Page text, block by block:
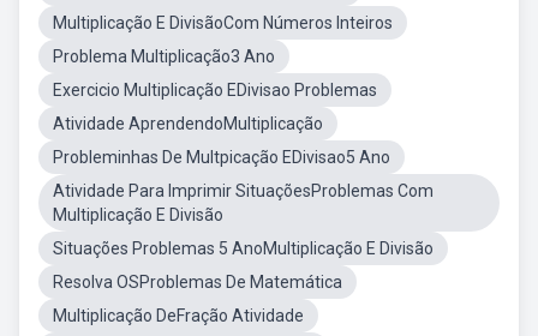
Multiplicação E DivisãoCom Números Inteiros
Problema Multiplicação3 Ano
Exercicio Multiplicação EDivisao Problemas
Atividade AprendendoMultiplicação
Probleminhas De Multpicação EDivisao5 Ano
Atividade Para Imprimir SituaçõesProblemas Com
Multiplicação E Divisão
Situações Problemas 5 AnoMultiplicação E Divisão
Resolva OSProblemas De Matemática
Multiplicação DeFração Atividade